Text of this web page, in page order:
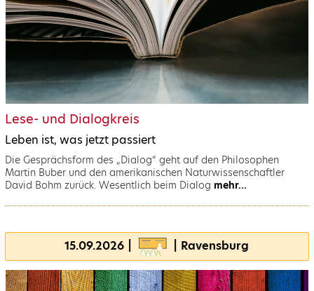
Lese- und Dialogkreis
Leben ist, was jetzt passiert
Die Gesprächsform des „Dialog“ geht auf den Philosophen
Martin Buber und den amerikanischen Naturwissenschaftler
David Bohm zurück. Wesentlich beim Dialog mehr...
15.09.2026 | | Ravensburg